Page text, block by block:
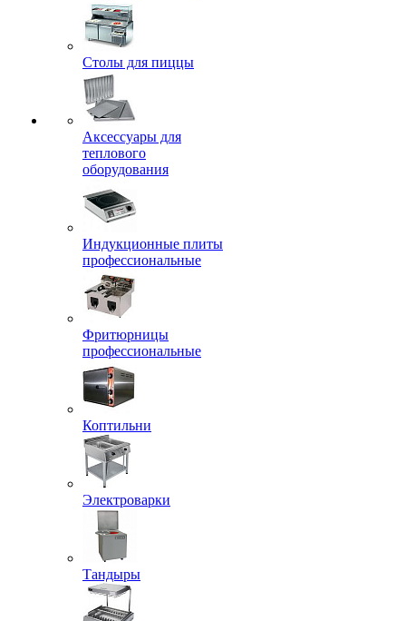
Столы для пиццы
Аксессуары для
теплового
оборудования
Индукционные плиты
профессиональные
Фритюрницы
профессиональные
Коптильни
Электроварки
Тандыры